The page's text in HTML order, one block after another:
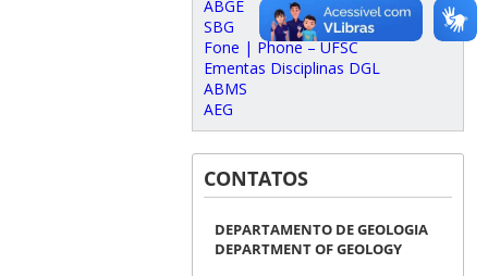
ABGE
SBG
Fone | Phone – UFSC
Ementas Disciplinas DGL
ABMS
AEG
CONTATOS
DEPARTAMENTO DE GEOLOGIA
DEPARTMENT OF GEOLOGY